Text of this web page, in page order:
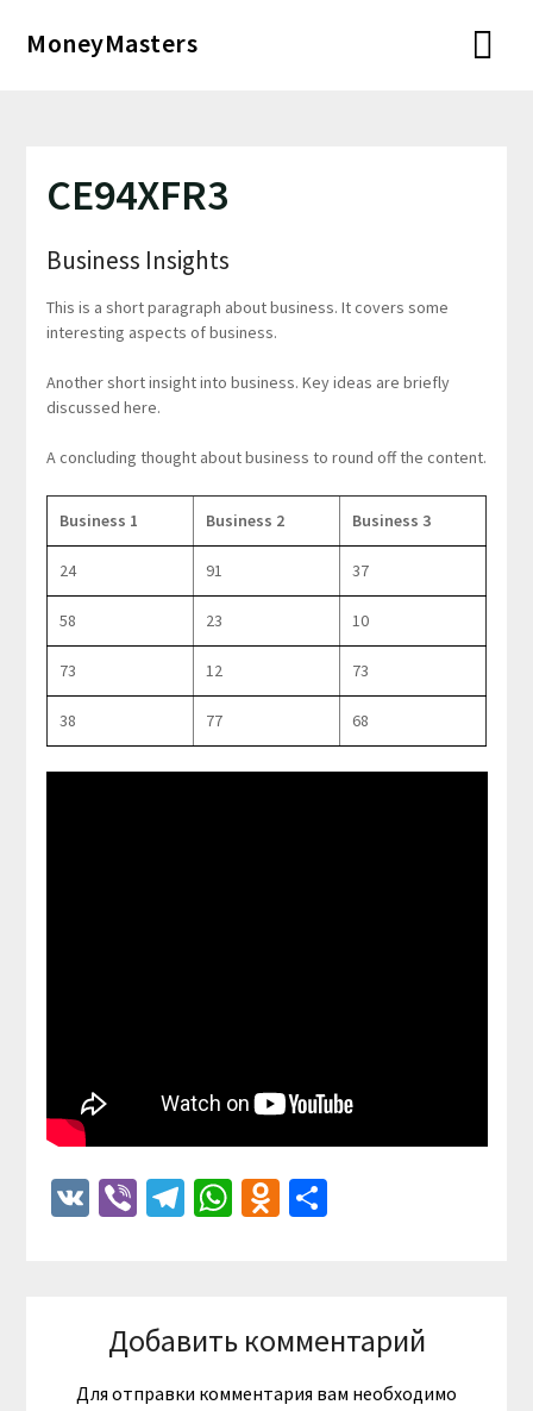
MoneyMasters
CE94XFR3
Business Insights
This is a short paragraph about business. It covers some
interesting aspects of business.
Another short insight into business. Key ideas are briefly
discussed here.
A concluding thought about business to round off the content.
Business 1 Business 2 Business 3
24 91 37
58 23 10
73 12 73
38 77 68
VKViberTelegram
WhatsApp
Odnoklassniki
Отправить
Добавить комментарий
Для отправки комментария вам необходимо